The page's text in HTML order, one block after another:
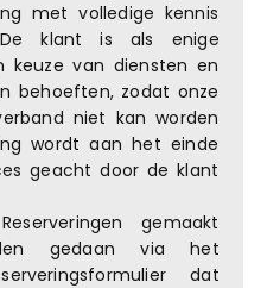
met volledige kennis
klant is als enige
keuze van diensten en
behoeften, zodat onze
niet kan worden
wordt aan het einde
geacht door de klant
gemaakt
gedaan via het
dat